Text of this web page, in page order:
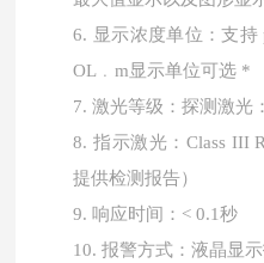
6. 显示浓度单位：支持
OL﹒m显示单位可选 *
7.激光等级：探测激光
8.指示激光：Class III
提供检测报告）
9. 响应时间： < 0.1秒
10.报警方式：液晶显